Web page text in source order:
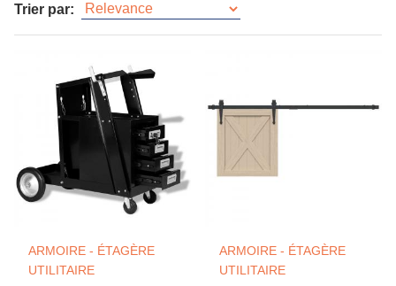
Trier par:
ARMOIRE - ÉTAGÈRE
UTILITAIRE
ARMOIRE - ÉTAGÈRE
UTILITAIRE